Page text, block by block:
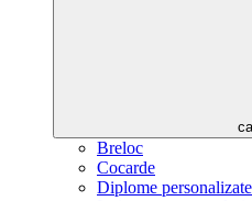
Breloc
Cocarde
Diplome